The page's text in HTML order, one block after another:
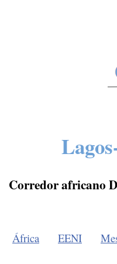
Corredor africano
África EENI